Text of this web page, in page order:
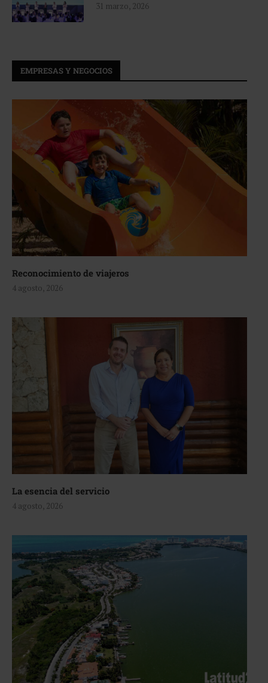
31 marzo, 2026
EMPRESAS Y NEGOCIOS
Reconocimiento de viajeros
4 agosto, 2026
La esencia del servicio
4 agosto, 2026